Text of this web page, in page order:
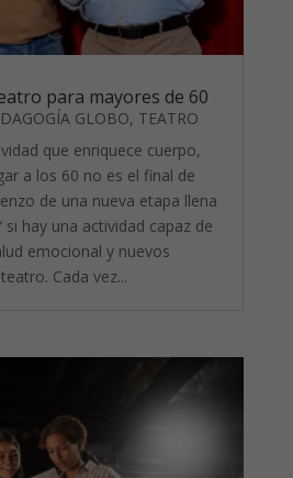
para mayores de 60
GLOBO, TEATRO
que enriquece cuerpo,
a los 60 no es el final de
de una nueva etapa llena
si hay una actividad capaz de
emocional y nuevos
Cada vez...